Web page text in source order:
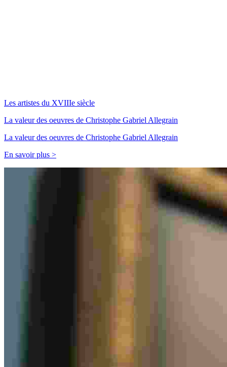
Les artistes du XVIIIe siècle
La valeur des oeuvres de Christophe Gabriel Allegrain
La valeur des oeuvres de Christophe Gabriel Allegrain
En savoir plus >